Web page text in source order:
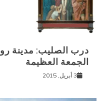
الجمعة العظيمة
3 أبريل, 2015